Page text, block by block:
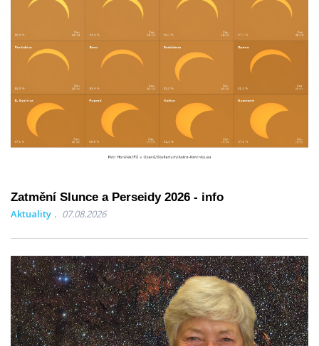
Zatmění Slunce a Perseidy 2026 - info
Aktuality 07.08.2026